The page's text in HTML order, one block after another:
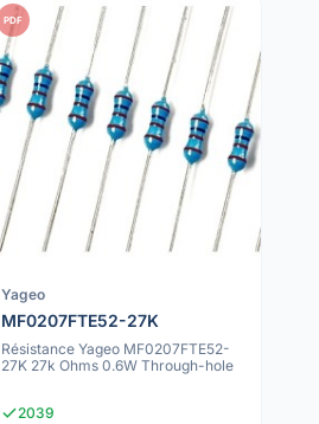
PDF
Yageo
MF0207FTE52-27K
Résistance Yageo MF0207FTE52-
27K 27k Ohms 0.6W Through-hole
2039